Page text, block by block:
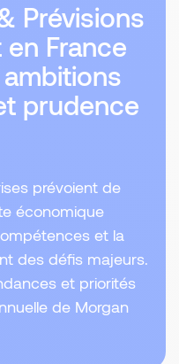
Prévisions
France
prudence
prévoient de
économique
et la
des défis majeurs.
et priorités
de Morgan